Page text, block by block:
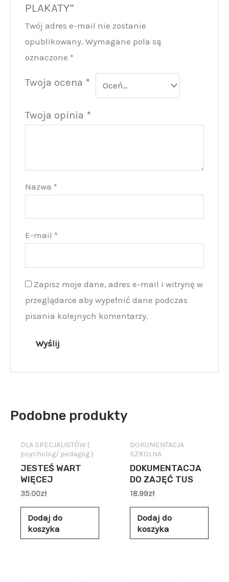
PLAKATY”
Twój adres e-mail nie zostanie
opublikowany. Wymagane pola są
oznaczone *
Twoja ocena *
Twoja opinia *
Nazwa *
E-mail *
Zapisz moje dane, adres e-mail i witrynę w
przeglądarce aby wypełnić dane podczas
pisania kolejnych komentarzy.
Podobne produkty
DLA SPECJALISTÓW (
psycholog/ pedagog )
JESTEŚ WART
WIĘCEJ
35.00zł
Dodaj do
koszyka
DOKUMENTACJA
SZKOLNA
DOKUMENTACJA
DO ZAJĘĆ TUS
18.99zł
Dodaj do
koszyka